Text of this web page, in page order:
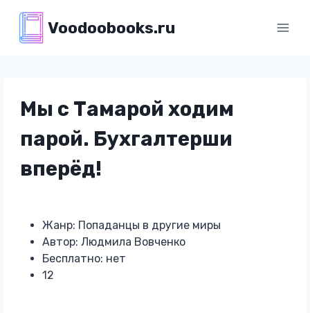
содержимому
Voodoobooks.ru
Мы с Тамарой ходим
парой. Бухгалтерши
вперёд!
Жанр: Попаданцы в другие миры
Автор: Людмила Вовченко
Бесплатно: нет
12